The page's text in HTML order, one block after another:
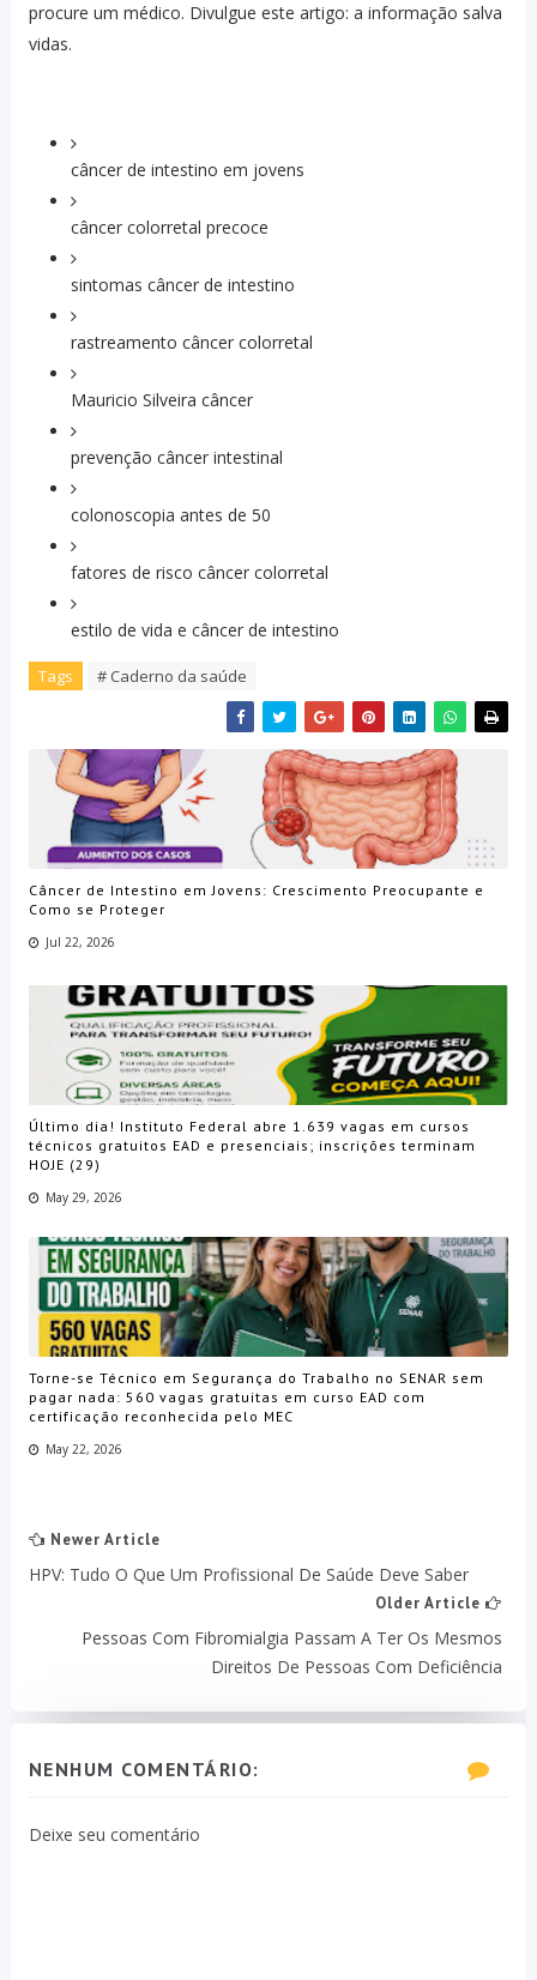
procure um médico. Divulgue este artigo: a informação salva
vidas.
câncer de intestino em jovens
câncer colorretal precoce
sintomas câncer de intestino
rastreamento câncer colorretal
Mauricio Silveira câncer
prevenção câncer intestinal
colonoscopia antes de 50
fatores de risco câncer colorretal
estilo de vida e câncer de intestino
Tags # Caderno da saúde
Câncer de Intestino em Jovens: Crescimento Preocupante e
Como se Proteger
Jul 22, 2026
Último dia! Instituto Federal abre 1.639 vagas em cursos
técnicos gratuitos EAD e presenciais; inscrições terminam
HOJE (29)
May 29, 2026
Torne-se Técnico em Segurança do Trabalho no SENAR sem
pagar nada: 560 vagas gratuitas em curso EAD com
certificação reconhecida pelo MEC
May 22, 2026
Newer Article
HPV: Tudo O Que Um Profissional De Saúde Deve Saber
Older Article
Pessoas Com Fibromialgia Passam A Ter Os Mesmos
Direitos De Pessoas Com Deficiência
NENHUM COMENTÁRIO:
Deixe seu comentário